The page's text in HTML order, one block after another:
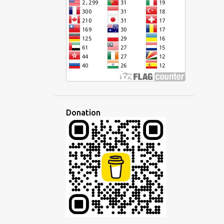
CURSIVE DÉFI DÉMOCRATIQUE
DÉVELOPPEMENT DISCOURS
DISCUSSION DISPARITÉ
ÉCHANGE ÉCOLE ÉCONOMIE
ÉCOUTER ÉCRIRE
EFFACEMENT CULTUREL
EMPLOI EN LIGNE ENSEIGNANT
ENSEIGNEMENT ENTREPRISE
ESPAGNOL ESPERANTISTO
ESPÉRANTO ESPRIT
ÉTAT D'ESPRIT ETHNIQUE
ÉTRANGER ÉTRANGERS ÉTUDE
Donation